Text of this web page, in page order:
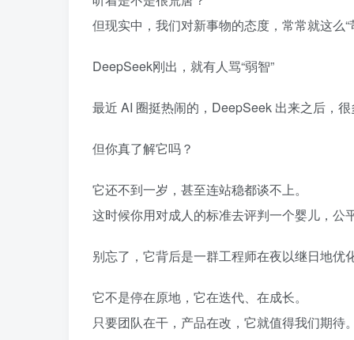
但现实中，我们对新事物的态度，常常就这么“
DeepSeek刚出，就有人骂“弱智”
最近 AI 圈挺热闹的，DeepSeek 出来之后，
但你真了解它吗？
它还不到一岁，甚至连站稳都谈不上。
这时候你用对成人的标准去评判一个婴儿，公
别忘了，它背后是一群工程师在夜以继日地优
它不是停在原地，它在迭代、在成长。
只要团队在干，产品在改，它就值得我们期待